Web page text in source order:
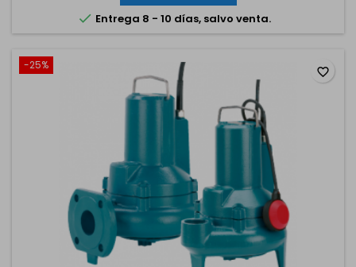
 Entrega 8 - 10 días, salvo venta.
-25% favorite_border